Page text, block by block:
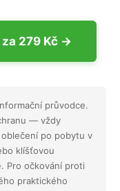
279 Kč →
průvodce.
— vždy
po pobytu v
klíšťovou
Pro očkování proti
praktického